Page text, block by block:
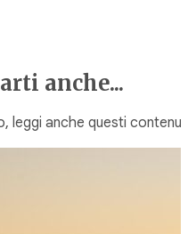
anche...
leggi anche questi